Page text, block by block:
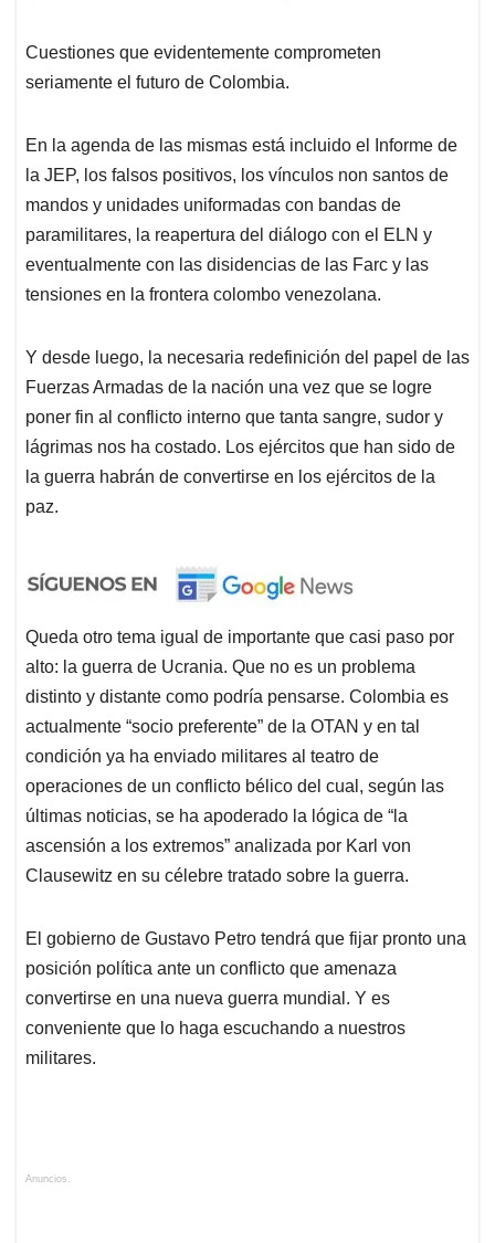
Cuestiones que evidentemente comprometen
seriamente el futuro de Colombia.
En la agenda de las mismas está incluido el Informe de
la JEP, los falsos positivos, los vínculos non santos de
mandos y unidades uniformadas con bandas de
paramilitares, la reapertura del diálogo con el ELN y
eventualmente con las disidencias de las Farc y las
tensiones en la frontera colombo venezolana.
Y desde luego, la necesaria redefinición del papel de las
Fuerzas Armadas de la nación una vez que se logre
poner fin al conflicto interno que tanta sangre, sudor y
lágrimas nos ha costado. Los ejércitos que han sido de
la guerra habrán de convertirse en los ejércitos de la
paz.
Queda otro tema igual de importante que casi paso por
alto: la guerra de Ucrania. Que no es un problema
distinto y distante como podría pensarse. Colombia es
actualmente “socio preferente” de la OTAN y en tal
condición ya ha enviado militares al teatro de
operaciones de un conflicto bélico del cual, según las
últimas noticias, se ha apoderado la lógica de “la
ascensión a los extremos” analizada por Karl von
Clausewitz en su célebre tratado sobre la guerra.
El gobierno de Gustavo Petro tendrá que fijar pronto una
posición política ante un conflicto que amenaza
convertirse en una nueva guerra mundial. Y es
conveniente que lo haga escuchando a nuestros
militares.
Anuncios.